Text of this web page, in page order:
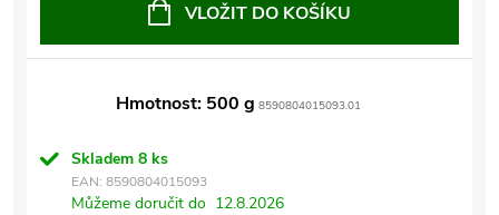
VLOŽIT DO KOŠÍKU
Hmotnost: 500 g 8590804015093.01
Skladem 8 ks
EAN: 8590804015093
Můžeme doručit do 12.8.2026